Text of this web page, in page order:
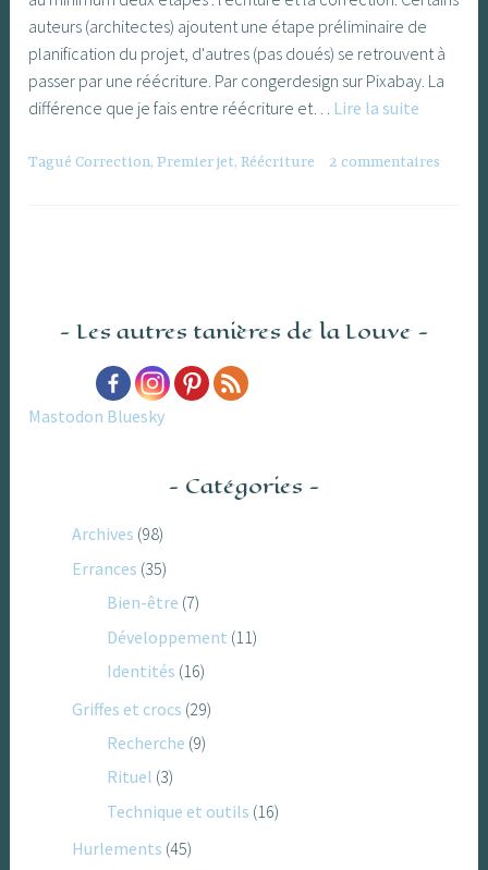
auteurs (architectes) ajoutent une étape préliminaire de
planification du projet, d'autres (pas doués) se retrouvent à
passer par une réécriture. Par congerdesign sur Pixabay. La
différence que je fais entre réécriture et… Lire la suite
Tagué Correction,Premier jet,Réécriture 2 commentaires
Les autres tanières de la Louve
Mastodon Bluesky
Catégories
Archives (98)
Errances (35)
Bien-être (7)
Développement (11)
Identités (16)
Griffes et crocs (29)
Recherche (9)
Rituel (3)
Technique et outils (16)
Hurlements (45)